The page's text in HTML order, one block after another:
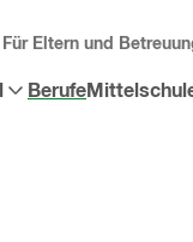
Berufe
Sub-
Für Eltern und